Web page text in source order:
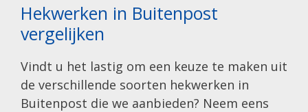
Hekwerken in Buitenpost
vergelijken
Vindt u het lastig om een keuze te maken uit
de verschillende soorten hekwerken in
Buitenpost die we aanbieden? Neem eens